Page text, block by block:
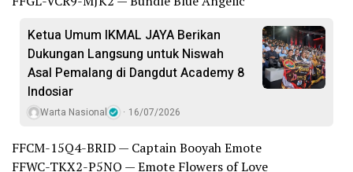
Ketua Umum IKMAL JAYA Berikan
Dukungan Langsung untuk Niswah
Asal Pemalang di Dangdut Academy 8
Indosiar
Warta Nasional 16/07/2026
FFCM-15Q4-BRID — Captain Booyah Emote
FFWC-TKX2-P5NQ — Emote Flowers of Love